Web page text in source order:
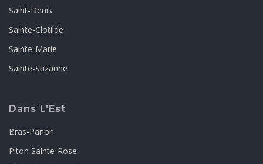
Saint-Denis
Sainte-Clotilde
Sainte-Marie
Sainte-Suzanne
Dans L’Est
Bras-Panon
Piton Sainte-Rose